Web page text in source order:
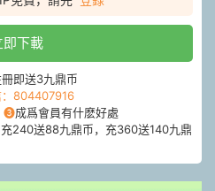
即下載
即送3九鼎币
：804407916
❸成爲會員有什麽好處
240送88九鼎币，充360送140九鼎